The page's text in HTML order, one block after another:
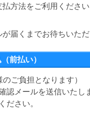
方法をご利用ください
届くまでお待ちいた
前払い）
ご負担となります）
メールを送信いたし
さい。